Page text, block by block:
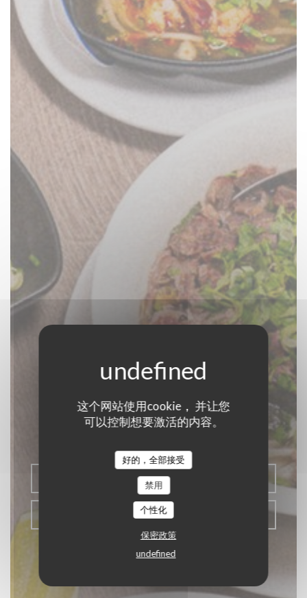
这个网站使用cookie， 并让您
可以控制想要激活的内容。
好的，全部接受
禁用
个性化
保密政策
undefined
LE CO DO HUE
预订餐位
带走